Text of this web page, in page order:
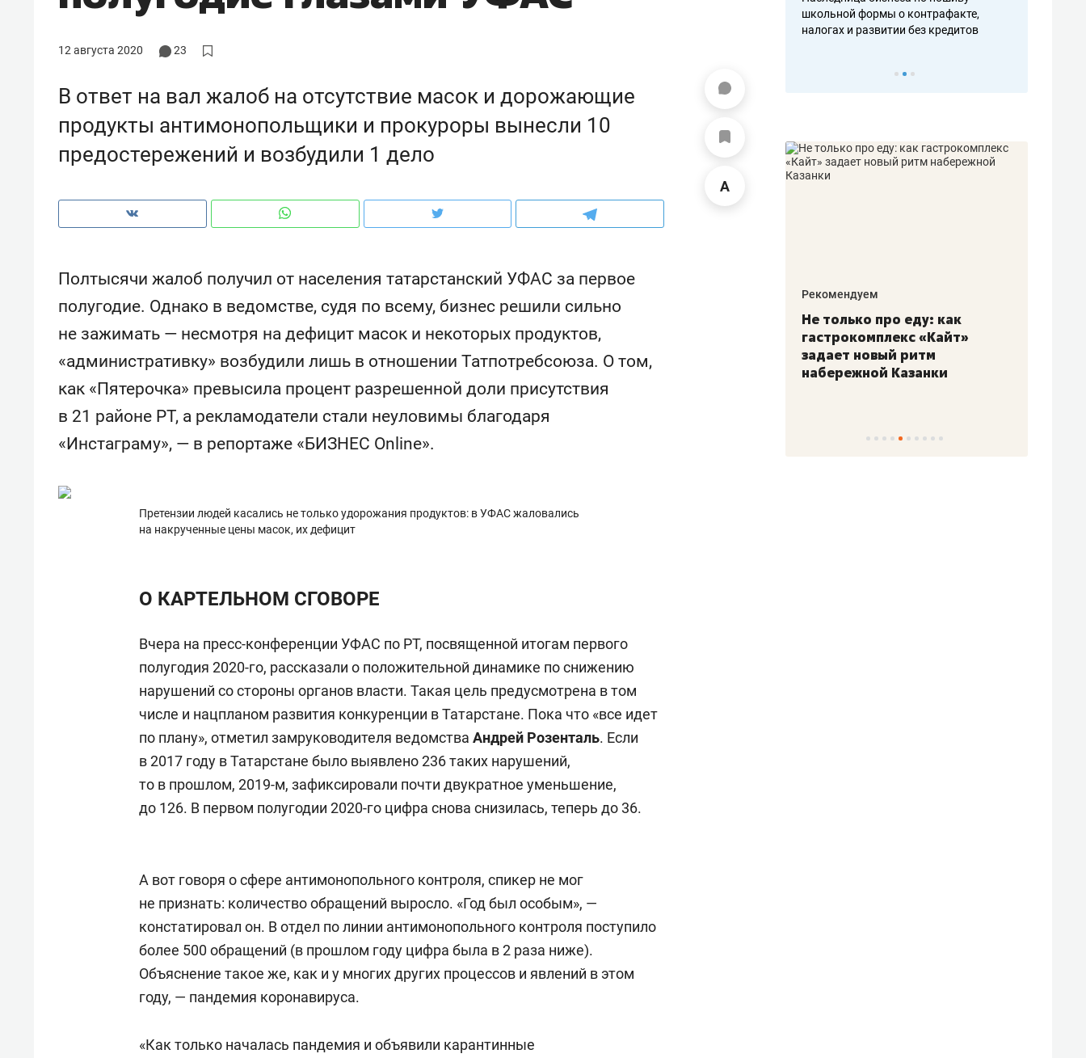
12 августа 2020 23
В ответ на вал жалоб на отсутствие масок и дорожающие
продукты антимонопольщики и прокуроры вынесли 10
предостережений и возбудили 1 дело
Полтысячи жалоб получил от населения татарстанский УФАС за первое
полугодие. Однако в ведомстве, судя по всему, бизнес решили сильно
не зажимать — несмотря на дефицит масок и некоторых продуктов,
«административку» возбудили лишь в отношении Татпотребсоюза. О том,
как «Пятерочка» превысила процент разрешенной доли присутствия
в 21 районе РТ, а рекламодатели стали неуловимы благодаря
«Инстаграму», — в репортаже «БИЗНЕС Online».
Претензии людей касались не только удорожания продуктов: в УФАС жаловались
на накрученные цены масок, их дефицит
О КАРТЕЛЬНОМ СГОВОРЕ
Вчера на пресс-конференции УФАС по РТ, посвященной итогам первого
полугодия 2020-го, рассказали о положительной динамике по снижению
нарушений со стороны органов власти. Такая цель предусмотрена в том
числе и нацпланом развития конкуренции в Татарстане. Пока что «все идет
по плану», отметил замруководителя ведомства Андрей Розенталь. Если
в 2017 году в Татарстане было выявлено 236 таких нарушений,
то в прошлом, 2019-м, зафиксировали почти двукратное уменьшение,
до 126. В первом полугодии 2020-го цифра снова снизилась, теперь до 36.
А вот говоря о сфере антимонопольного контроля, спикер не мог
не признать: количество обращений выросло. «Год был особым», —
констатировал он. В отдел по линии антимонопольного контроля поступило
более 500 обращений (в прошлом году цифра была в 2 раза ниже).
Объяснение такое же, как и у многих других процессов и явлений в этом
году, — пандемия коронавируса.
«Как только началась пандемия и объявили карантинные
школьной формы о контрафакте,
налогах и развитии без кредитов
Опыт выживания в дикой
природе, работа
с ментальным и физическим
состоянием как основа
антихрупких команд
Мексика, рок-концерт
и вагон с чак-чаком: как
в Менделеевске прошла
«Гонка Героев»
30 метров»: как «Водоканал»
лечит подземные артерии
Казани
Рекомендуем
Не только про еду: как
гастрокомплекс «Кайт»
задает новый ритм
набережной Казанки